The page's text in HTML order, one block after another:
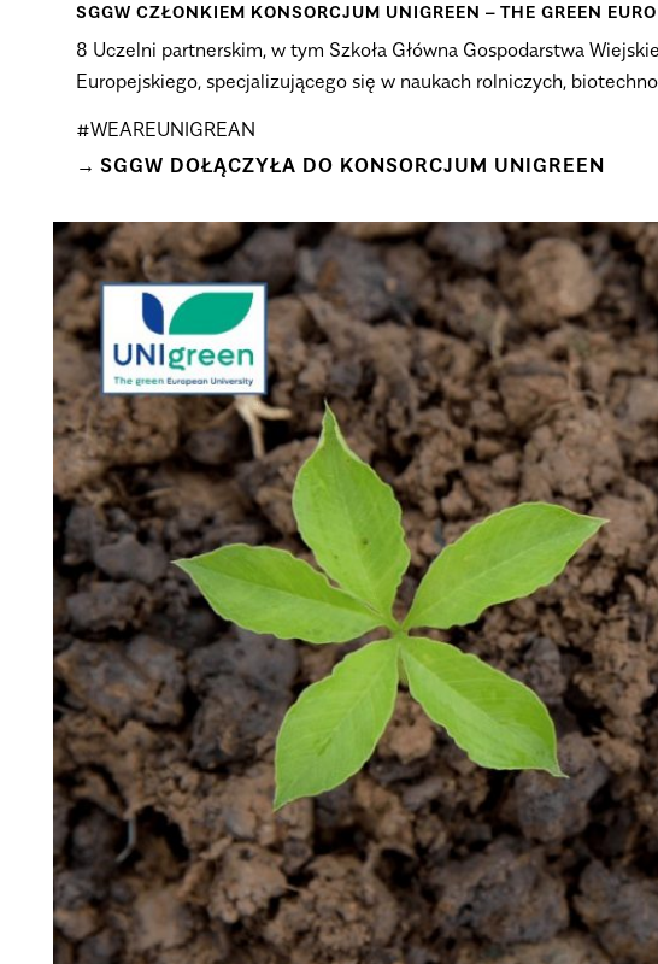
SGGW CZŁONKIEM KONSORCJUM UNIGREEN – THE GREEN
8 Uczelni partnerskim, w tym Szkoła Główna Gospodarstwa
Europejskiego, specjalizującego się w naukach rolniczych,
#WEAREUNIGREAN
SGGW DOŁĄCZYŁA DO KONSORCJUM UNIGREEN